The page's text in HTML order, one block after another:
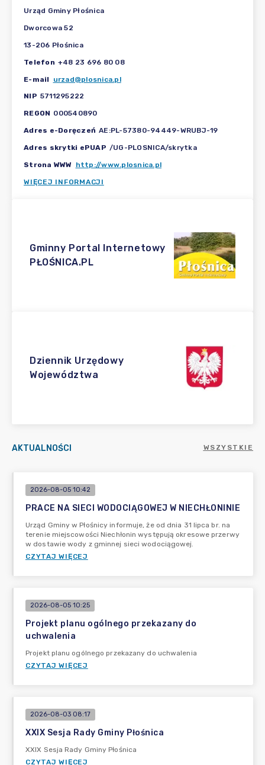
Urząd Gminy Płośnica
Dworcowa 52
13-206 Płośnica
Telefon +48 23 696 80 08
E-mail urzad@plosnica.pl
NIP 5711295222
REGON 000540890
Adres e-Doręczeń AE:PL-57380-94449-WRUBJ-19
Adres skrytki ePUAP /UG-PLOSNICA/skrytka
Strona WWW http://www.plosnica.pl
WIĘCEJ INFORMACJI
Gminny Portal Internetowy
PŁOŚNICA.PL
Dziennik Urzędowy
Województwa
AKTUALNOŚCI WSZYSTKIE
2026-08-05 10:42
PRACE NA SIECI WODOCIĄGOWEJ W NIECHŁONINIE
Urząd Gminy w Płośnicy informuje, że od dnia 31 lipca br. na
terenie miejscowości Niechłonin występują okresowe przerwy
w dostawie wody z gminnej sieci wodociągowej.
CZYTAJ WIĘCEJ
2026-08-05 10:25
Projekt planu ogólnego przekazany do
uchwalenia
Projekt planu ogólnego przekazany do uchwalenia
CZYTAJ WIĘCEJ
2026-08-03 08:17
XXIX Sesja Rady Gminy Płośnica
XXIX Sesja Rady Gminy Płośnica
CZYTAJ WIĘCEJ